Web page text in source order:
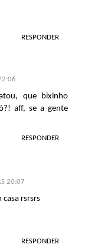
RESPONDER
que bixinho
aff, se a gente
RESPONDER
20:07
casa rsrsrs
RESPONDER